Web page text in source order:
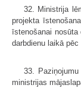
32. Ministrija
projekta
īstenošanai nosūta
darbdienu laikā
33.
ministrijas